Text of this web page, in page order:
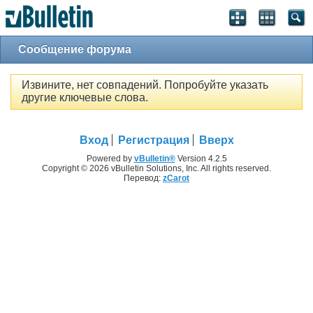
Сообщение форума
Извините, нет совпадений. Попробуйте указать
другие ключевые слова.
Вход Регистрация Вверх
Powered by vBulletin®Version 4.2.5
Copyright © 2026 vBulletin Solutions, Inc. All rights reserved.
Перевод: zCarot